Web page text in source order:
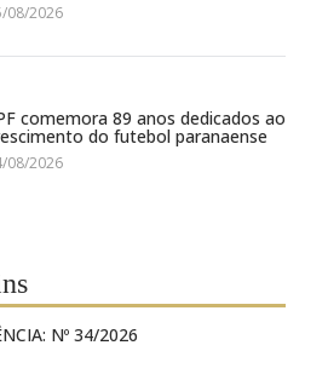
08/2026
comemora 89 anos dedicados ao
do futebol paranaense
08/2026
Nº 34/2026